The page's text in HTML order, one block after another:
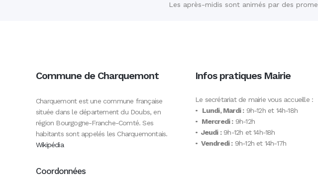
Les après-midis sont animés par des
Commune de Charquemont
Charquemont est une commune française
située dans le département du Doubs, en
région Bourgogne-Franche-Comté. Ses
habitants sont appelés les Charquemontais.
Wikipédia
Coordonnées
Infos pratiques Mairie
Le secrétariat de mairie vous accueille :
• Lundi, Mardi :9h-12h et 14h-18h
• Mercredi :9h-12h
• Jeudi :9h-12h et 14h-18h
• Vendredi :9h-12h et 14h-17h